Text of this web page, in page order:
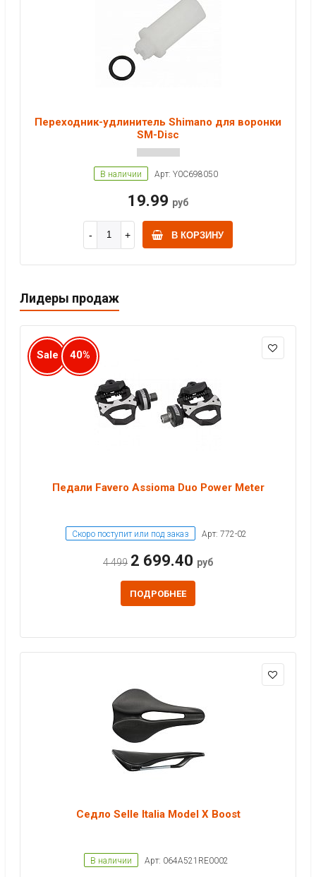
Переходник-удлинитель Shimano для воронки
SM-Disc
В наличии Арт: Y0C698050
19.99 руб
В КОРЗИНУ
Лидеры продаж
Sale 40%
Педали Favero Assioma Duo Power Meter
Скоро поступит или под заказ Арт: 772-02
4 499 2 699.40 руб
ПОДРОБНЕЕ
Седло Selle Italia Model X Boost
В наличии Арт: 064A521RE0002